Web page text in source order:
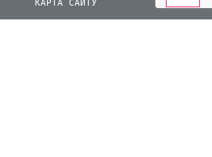
КАРТА САЙТУ